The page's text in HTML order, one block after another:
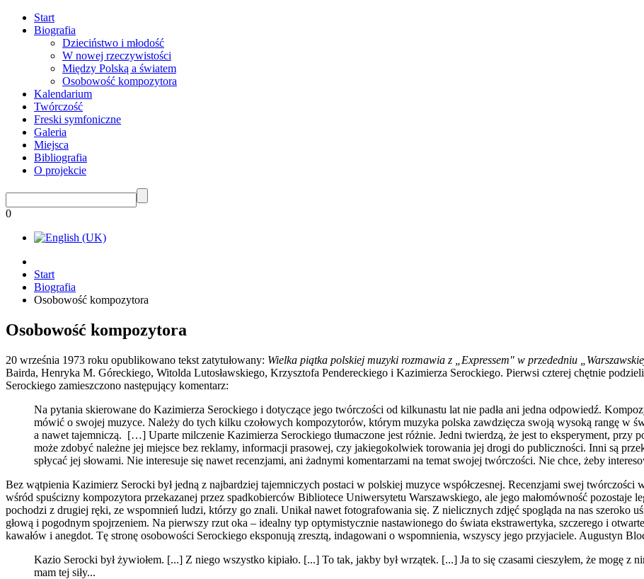
Start
Biografia
Dzieciństwo i młodość
W nowej rzeczywistości
Między Polską a światem
Osobowość kompozytora
Kalendarium
Twórczość
Freski symfoniczne
Galeria
Miejsca
Bibliografia
O projekcie
0
Start
Biografia
Osobowość kompozytora
Osobowość kompozytora
20 września 1973 roku opublikowano tekst zatytułowany: Wielka piątka polskiej muzyki rozmawia z „Expressem" w przededniu
Bairda, Henryka M. Góreckiego, Witolda Lutosławskiego, Krzysztofa Pendereckiego i Kazimierza Serockiego. Pierwsi czterej chętnie
Serockiego zamieszczono następujący komentarz:
Na pytania skierowane do Kazimierza Serockiego i dotyczące jego twórczości od kilkunastu lat nie padła ani jedna odpowiedź.
mówić o swojej muzyce. Należy do tych kilku czołowych kompozytorów, którym muzyka polska zawdzięcza swoją wysoką rangę w
a nawet tajemniczą. […] Uparte milczenie Kazimierza Serockiego tłumaczone jest różnie. Jedni twierdzą, że jest to eksperyment, przy
może zdobyć należne jej miejsce bez reklamy, informacji prasowej, czy jakiegokolwiek torowania jej drogi do publiczności. Inni są
spłycać jej słowami. Nie interesuje się nawet recenzjami, ani żadnymi komentarzami na temat swojej twórczości. Nie chce, żeby
Bez wątpienia Kazimierz Serocki był jedną z najbardziej tajemniczych postaci w polskiej muzyce współczesnej. Recenzjami swej
wśród spuścizny kompozytora przekazanej przez spadkobierców Bibliotece Uniwersytetu Warszawskiego, ale jego małomówność pozostaje
pochodzi z drugiej ręki, ze wspomnień ludzi, którzy go znali. Unikał nawet fotografowania się. Z nielicznych zdjęć spogląda na nas szeroko
głową i pogodnym spojrzeniem. Na pierwszy rzut oka – idealny typ optymistycznie nastawionego do świata ekstrawertyka, szczerego i
kawałów i anegdot. Tę stronę osobowości Serockiego eksponują zresztą, indagowani o wspomnienia, wszyscy jego przyjaciele. Augustyn
Kazio Serocki był żywiołem. [...] Z niego wszystko kipiało. [...] To tak, jakby był wrzątek. [...] Ja to się czasami cieszyłem, że mogę z
mam tej siły...